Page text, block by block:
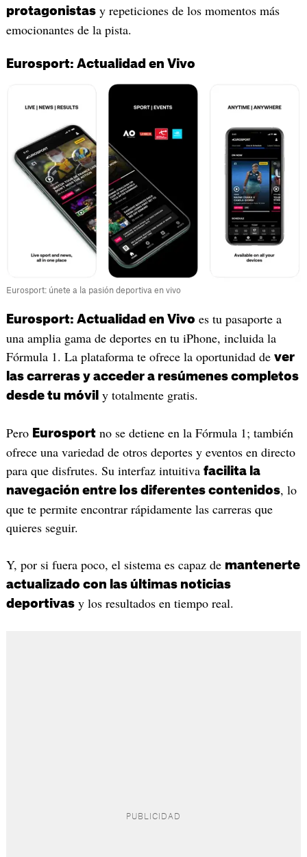
protagonistasy repeticiones de los momentos más
emocionantes de la pista.
Eurosport: Actualidad en Vivo
Eurosport: únete a la pasión deportiva en vivo
Eurosport: Actualidad en Vivo es tu pasaporte a
una amplia gama de deportes en tu iPhone, incluida la
Fórmula 1. La plataforma te ofrece la oportunidad de ver
las carreras y acceder a resúmenes completos
desde tu móvil y totalmente gratis.
Pero Eurosportno se detiene en la Fórmula 1; también
ofrece una variedad de otros deportes y eventos en directo
para que disfrutes. Su interfaz intuitiva facilita la
navegación entre los diferentes contenidos, lo
que te permite encontrar rápidamente las carreras que
quieres seguir.
Y, por si fuera poco, el sistema es capaz de mantenerte
actualizado con las últimas noticias
deportivasy los resultados en tiempo real.